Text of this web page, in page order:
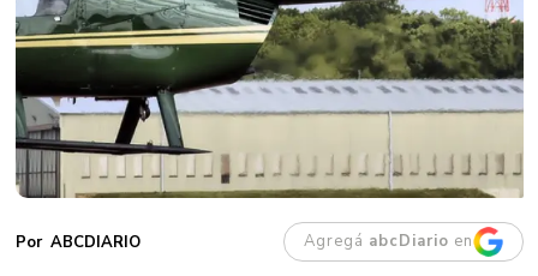
ABCDIARIO Agregá abcDiario en